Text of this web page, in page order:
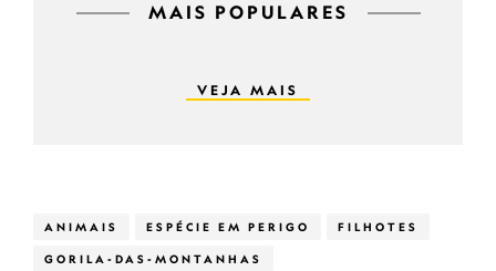
MAIS POPULARES
VEJA MAIS
ANIMAIS ESPÉCIE EM PERIGO FILHOTES
GORILA-DAS-MONTANHAS